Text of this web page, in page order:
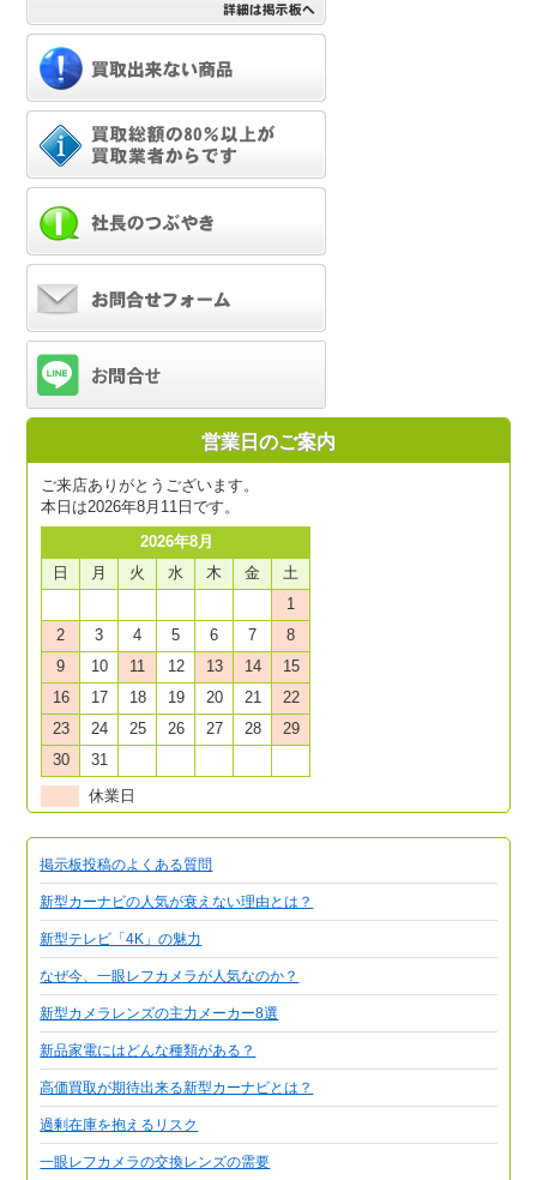
営業日のご案内
ご来店ありがとうございます。
本日は2026年8月11日です。
2026年8月
日
月 火 水 木 金
土
1
2
3 4 5 6 7
8
9
10 11 12 13 14
15
16
17 18 19 20 21
22
23
24 25 26 27 28
29
30
31
休業日
掲示板投稿のよくある質問
新型カーナビの人気が衰えない理由とは？
新型テレビ「4K」の魅力
なぜ今、一眼レフカメラが人気なのか？
新型カメラレンズの主力メーカー8選
新品家電にはどんな種類がある？
高価買取が期待出来る新型カーナビとは？
過剰在庫を抱えるリスク
一眼レフカメラの交換レンズの需要